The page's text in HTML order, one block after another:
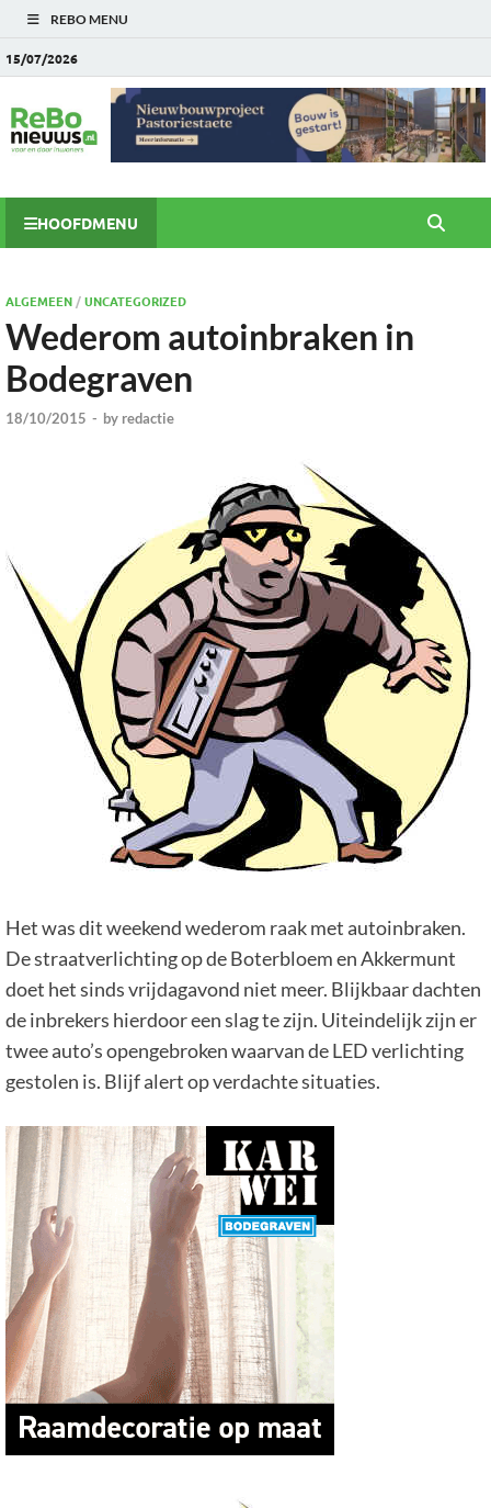
REBO MENU
15/07/2026
HOOFDMENU
ALGEMEEN/UNCATEGORIZED
Wederom autoinbraken in
Bodegraven
18/10/2015 - by redactie
Het was dit weekend wederom raak met autoinbraken.
De straatverlichting op de Boterbloem en Akkermunt
doet het sinds vrijdagavond niet meer. Blijkbaar dachten
de inbrekers hierdoor een slag te zijn. Uiteindelijk zijn er
twee auto’s opengebroken waarvan de LED verlichting
gestolen is. Blijf alert op verdachte situaties.